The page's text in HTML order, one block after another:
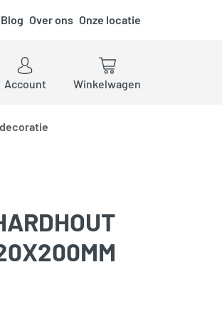
Blog Over ons Onze locatie
Account
Winkelwagen